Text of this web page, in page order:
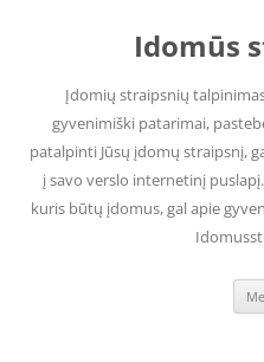
Idomūs
Įdomių straipsnių
gyvenimiški patarimai,
patalpinti Jūsų įdomų straipsnį,
į savo verslo internetinį
kuris būtų įdomus, gal apie